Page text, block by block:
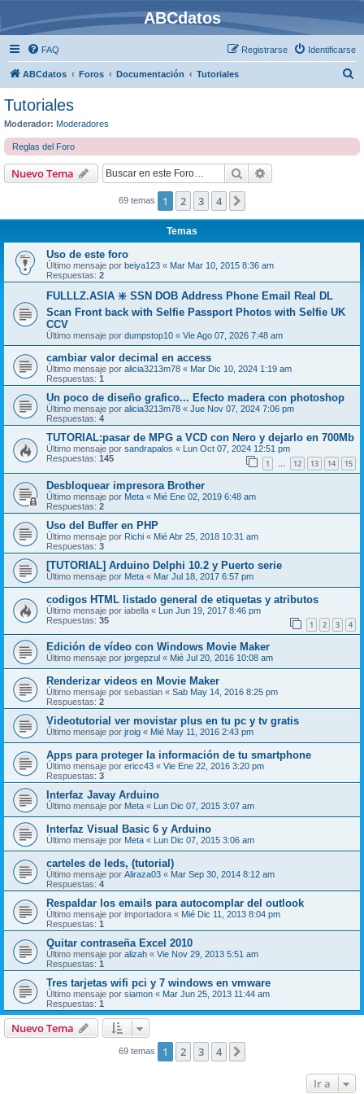
ABCdatos
FAQ Identificarse
Registrarse
ABCdatos Foros Documentación Tutoriales
a
Tutoriales
Moderador: Moderadores
Reglas del Foro
Nuevo Tema Buscar
69 temas 1 2 3 4
Temas
Uso de este foro
Último mensaje por beiya123 « Mar Mar 10, 2015 8:36 am
Respuestas: 2
FULLLZ.ASIA ❇️ SSN DOB Address Phone Email Real DL
Scan Front back with Selfie Passport Photos with Selfie UK
CCV
Último mensaje por dumpstop10 « Vie Ago 07, 2026 7:48 am
cambiar valor decimal en access
Último mensaje por alicia3213m78 « Mar Dic 10, 2024 1:19 am
Respuestas: 1
Un poco de diseño grafico... Efecto madera con photoshop
Último mensaje por alicia3213m78 « Jue Nov 07, 2024 7:06 pm
Respuestas: 4
TUTORIAL:pasar de MPG a VCD con Nero y dejarlo en 700Mb
Último mensaje por sandrapalos « Lun Oct 07, 2024 12:51 pm
Respuestas: 145 1 … 12 13 14 15
Desbloquear impresora Brother
Último mensaje por Meta « Mié Ene 02, 2019 6:48 am
Respuestas: 2
Uso del Buffer en PHP
Último mensaje por Richi « Mié Abr 25, 2018 10:31 am
Respuestas: 3
[TUTORIAL] Arduino Delphi 10.2 y Puerto serie
Último mensaje por Meta « Mar Jul 18, 2017 6:57 pm
codigos HTML listado general de etiquetas y atributos
Último mensaje por iabella « Lun Jun 19, 2017 8:46 pm
Respuestas: 35 1 2 3 4
Edición de vídeo con Windows Movie Maker
Último mensaje por jorgepzul « Mié Jul 20, 2016 10:08 am
Renderizar videos en Movie Maker
Último mensaje por sebastian « Sab May 14, 2016 8:25 pm
Respuestas: 2
Videotutorial ver movistar plus en tu pc y tv gratis
Último mensaje por jroig « Mié May 11, 2016 2:43 pm
Apps para proteger la información de tu smartphone
Último mensaje por ericc43 « Vie Ene 22, 2016 3:20 pm
Respuestas: 3
Interfaz Javay Arduino
Último mensaje por Meta « Lun Dic 07, 2015 3:07 am
Interfaz Visual Basic 6 y Arduino
Último mensaje por Meta « Lun Dic 07, 2015 3:06 am
carteles de leds, (tutorial)
Último mensaje por Aliraza03 « Mar Sep 30, 2014 8:12 am
Respuestas: 4
Respaldar los emails para autocomplar del outlook
Último mensaje por importadora « Mié Dic 11, 2013 8:04 pm
Respuestas: 1
Quitar contraseña Excel 2010
Último mensaje por alizah « Vie Nov 29, 2013 5:51 am
Respuestas: 1
Tres tarjetas wifi pci y 7 windows en vmware
Último mensaje por siamon « Mar Jun 25, 2013 11:44 am
Respuestas: 1
Nuevo Tema
69 temas 1 2 3 4
Ir a